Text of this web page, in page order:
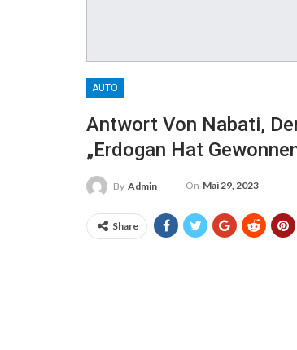
AUTO
Antwort Von Nabati,
„Erdogan Hat
By Admin On Mai 29, 2023
Share